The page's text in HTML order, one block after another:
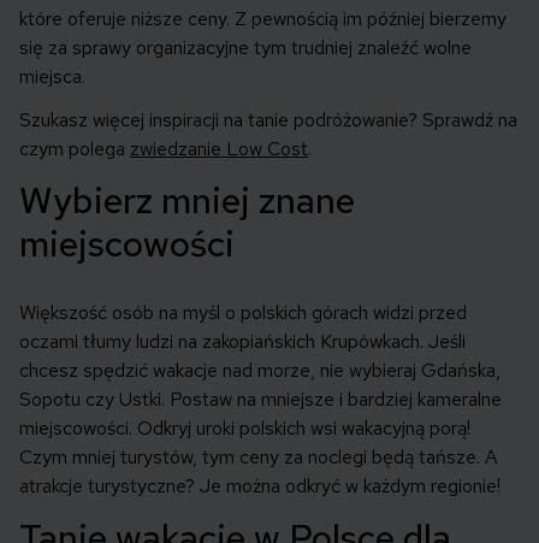
które oferuje niższe ceny. Z pewnością im później bierzemy
się za sprawy organizacyjne tym trudniej znaleźć wolne
miejsca.
Szukasz więcej inspiracji na tanie podróżowanie? Sprawdź na
czym polega zwiedzanie Low Cost.
Wybierz mniej znane
miejscowości
Większość osób na myśl o polskich górach widzi przed
oczami tłumy ludzi na zakopiańskich Krupówkach. Jeśli
chcesz spędzić wakacje nad morze, nie wybieraj Gdańska,
Sopotu czy Ustki. Postaw na mniejsze i bardziej kameralne
miejscowości. Odkryj uroki polskich wsi wakacyjną porą!
Czym mniej turystów, tym ceny za noclegi będą tańsze. A
atrakcje turystyczne? Je można odkryć w każdym regionie!